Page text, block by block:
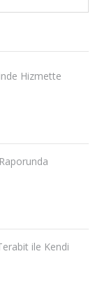
Hizmette
ile Kendi